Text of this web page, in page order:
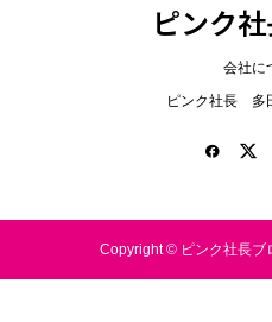
ピンク
会社に
ピンク社長 多
Copyright ©ピンク社長ブ